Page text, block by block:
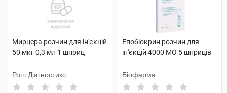
Мирцера розчин для ін'єкцій
50 мкг 0,3 мл 1 шприц
Рош Діагностикс
Епобіокрин розчин для
ін'єкцій 4000 МО 5 шприців
Біофарма